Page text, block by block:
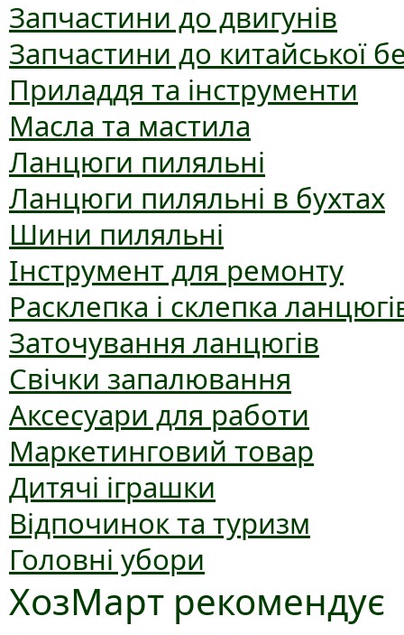
Запчастини до двигунів
Запчастини до китайської
Приладдя та інструменти
Масла та мастила
Ланцюги пиляльні
Ланцюги пиляльні в бухтах
Шини пиляльні
Інструмент для ремонту
Расклепка і склепка
Заточування ланцюгів
Свічки запалювання
Аксесуари для работи
Маркетинговий товар
Дитячі іграшки
Відпочинок та туризм
Головні убори
ХозМарт рекомендує